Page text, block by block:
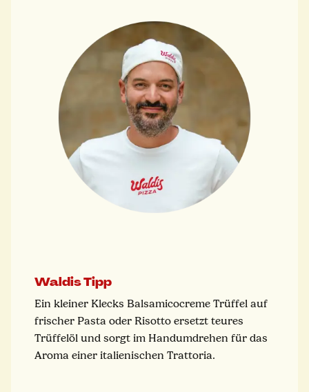
Waldis Tipp
Ein kleiner Klecks Balsamicocreme Trüffel auf
frischer Pasta oder Risotto ersetzt teures
Trüffelöl und sorgt im Handumdrehen für das
Aroma einer italienischen Trattoria.